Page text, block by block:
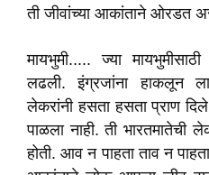
ती जीवांच्या आकांताने ओरडत
मायभुमी..... ज्या
लढली. इंग्रजांना हाकलून
लेकरांनी हसता हसता प्राण
पाळला नाही. ती भारतमातेची
होती. आव न पाहता ताव न